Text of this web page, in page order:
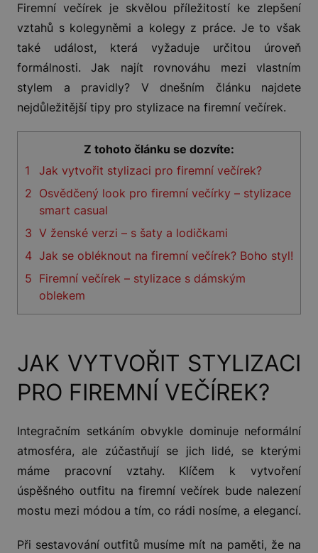
Firemní večírek je skvělou příležitostí ke zlepšení
vztahů s kolegyněmi a kolegy z práce. Je to však
také událost, která vyžaduje určitou úroveň
formálnosti. Jak najít rovnováhu mezi vlastním
stylem a pravidly? V dnešním článku najdete
nejdůležitější tipy pro stylizace na firemní večírek.
Z tohoto článku se dozvíte:
1
Jak vytvořit stylizaci pro firemní večírek?
2 Osvědčený look pro firemní večírky – stylizace
smart casual
3 V ženské verzi – s šaty a lodičkami
4 Jak se obléknout na firemní večírek? Boho styl!
5 Firemní večírek – stylizace s dámským
oblekem
JAK VYTVOŘIT STYLIZACI
PRO FIREMNÍ VEČÍREK?
Integračním setkáním obvykle dominuje neformální
atmosféra, ale zúčastňují se jich lidé, se kterými
máme pracovní vztahy. Klíčem k vytvoření
úspěšného outfitu na firemní večírek bude nalezení
mostu mezi módou a tím, co rádi nosíme, a elegancí.
Při sestavování outfitů musíme mít na paměti, že na